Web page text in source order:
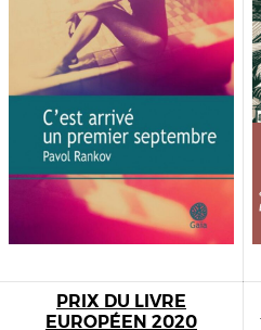
PRIX DU LIVRE
EUROPÉEN 2020